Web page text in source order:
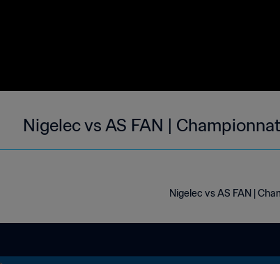
Nigelec vs AS FAN |
Nigelec vs AS FAN |